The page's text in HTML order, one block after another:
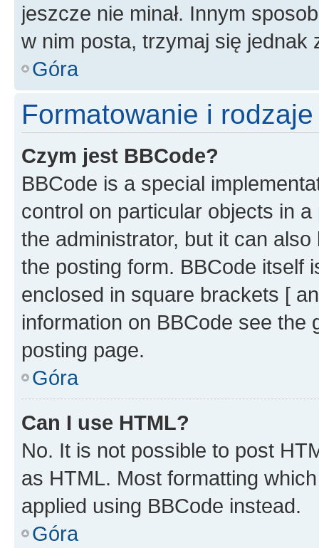
jeszcze nie minał. Innym
w nim posta, trzymaj się jednak
Góra
Formatowanie i
Czym jest BBCode?
BBCode is a special
control on particular objects in
the administrator, but it can
the posting form. BBCode itself
enclosed in square brackets [
information on BBCode see
posting page.
Góra
Can I use HTML?
No. It is not possible to post
as HTML. Most formatting
applied using BBCode instead.
Góra